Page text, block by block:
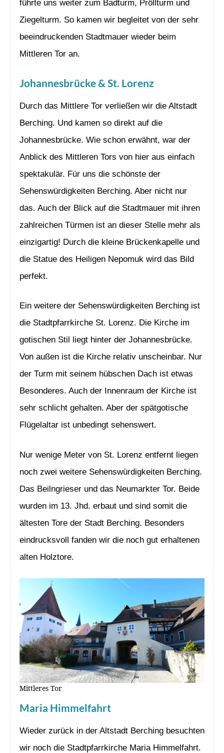
führte uns weiter zum Badturm, Pröllturm und
Ziegelturm. So kamen wir begleitet von der sehr
beeindruckenden Stadtmauer wieder beim
Mittleren Tor an.
Johannesbrücke & St. Lorenz
Durch das Mittlere Tor verließen wir die Altstadt
Berching. Und kamen so direkt auf die
Johannesbrücke. Wie schon erwähnt, war der
Anblick des Mittleren Tors von hier aus einfach
spektakulär. Für uns die schönste der
Sehenswürdigkeiten Berching. Aber nicht nur
das. Auch der Blick auf die Stadtmauer mit ihren
zahlreichen Türmen ist an dieser Stelle mehr als
einzigartig! Durch die kleine Brückenkapelle und
die Statue des Heiligen Nepomuk wird das Bild
perfekt.
Ein weitere der Sehenswürdigkeiten Berching ist
die Stadtpfarrkirche St. Lorenz. Die Kirche im
gotischen Stil liegt hinter der Johannesbrücke.
Von außen ist die Kirche relativ unscheinbar. Nur
der Turm mit seinem hübschen Dach ist etwas
Besonderes. Auch der Innenraum der Kirche ist
sehr schlicht gehalten. Aber der spätgotische
Flügelaltar ist unbedingt sehenswert.
Nur wenige Meter von St. Lorenz entfernt liegen
noch zwei weitere Sehenswürdigkeiten Berching.
Das Beilngrieser und das Neumarkter Tor. Beide
wurden im 13. Jhd. erbaut und sind somit die
ältesten Tore der Stadt Berching. Besonders
eindrucksvoll fanden wir die noch gut erhaltenen
alten Holztore.
Mittleres Tor
Maria Himmelfahrt
Wieder zurück in der Altstadt Berching besuchten
wir noch die Stadtpfarrkirche Maria Himmelfahrt.